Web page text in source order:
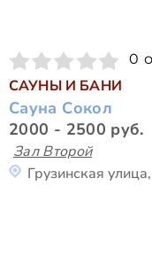
0
САУНЫ И БАНИ
Сауна Сокол
2000 - 2500 руб.
Зал Второй
Грузинская